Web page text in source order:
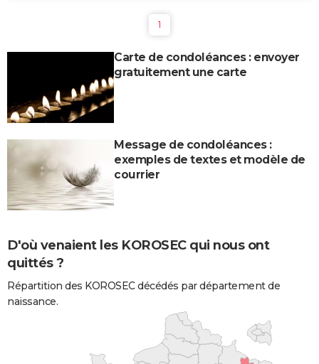
1
Carte de condoléances : envoyer
gratuitement une carte
Message de condoléances :
exemples de textes et modèle de
courrier
D'où venaient les KOROSEC qui nous ont
quittés ?
Répartition des KOROSEC décédés par département de
naissance.